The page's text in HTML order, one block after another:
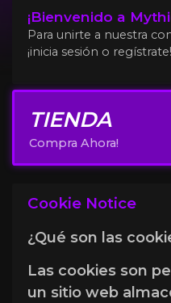
¡Bienvenido a
Para unirte a nuestra
¡inicia sesión o regístrate!
TIENDA
Compra Ahora!
Cookie Notice
¿Qué son las
Las cookies son
un sitio web